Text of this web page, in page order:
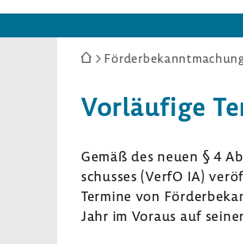
Sie
hier:
Vorläu­fige
Gemäß des neuen § 4
schusses (VerfO IA)
Termine von
Jahr im Voraus auf